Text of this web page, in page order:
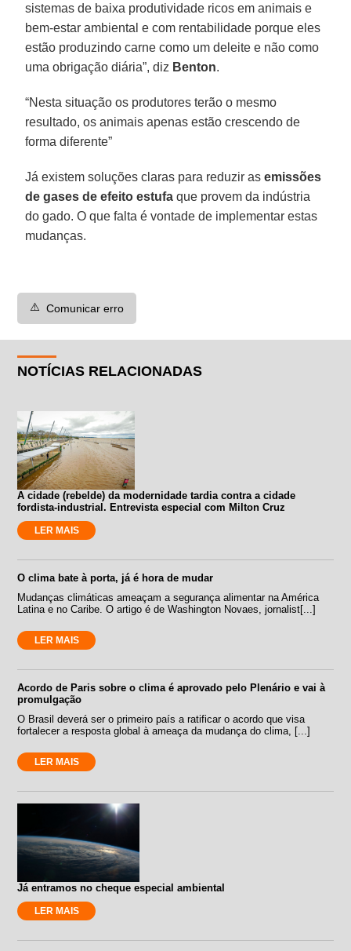
sistemas de baixa produtividade ricos em animais e
bem-estar ambiental e com rentabilidade porque eles
estão produzindo carne como um deleite e não como
uma obrigação diária”, diz Benton.
“Nesta situação os produtores terão o mesmo
resultado, os animais apenas estão crescendo de
forma diferente”
Já existem soluções claras para reduzir asemissões
de gases de efeito estufa que provem da indústria
do gado. O que falta é vontade de implementar estas
mudanças.
⚠️ Comunicar erro
NOTÍCIAS RELACIONADAS
A cidade (rebelde) da modernidade tardia contra a cidade
fordista-industrial. Entrevista especial com Milton Cruz
LER MAIS
O clima bate à porta, já é hora de mudar
Mudanças climáticas ameaçam a segurança alimentar na América
Latina e no Caribe. O artigo é de Washington Novaes, jornalist[...]
LER MAIS
Acordo de Paris sobre o clima é aprovado pelo Plenário e vai à
promulgação
O Brasil deverá ser o primeiro país a ratificar o acordo que visa
fortalecer a resposta global à ameaça da mudança do clima, [...]
LER MAIS
Já entramos no cheque especial ambiental
LER MAIS